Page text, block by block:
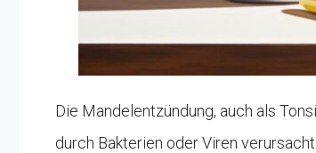
Die Mandelentzündung, auch als
durch Bakterien oder Viren